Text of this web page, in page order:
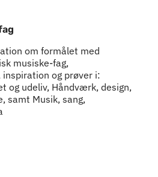
om formålet med
musiske-fag,
og prøver i:
og udeliv, Håndværk, design,
samt Musik, sang,